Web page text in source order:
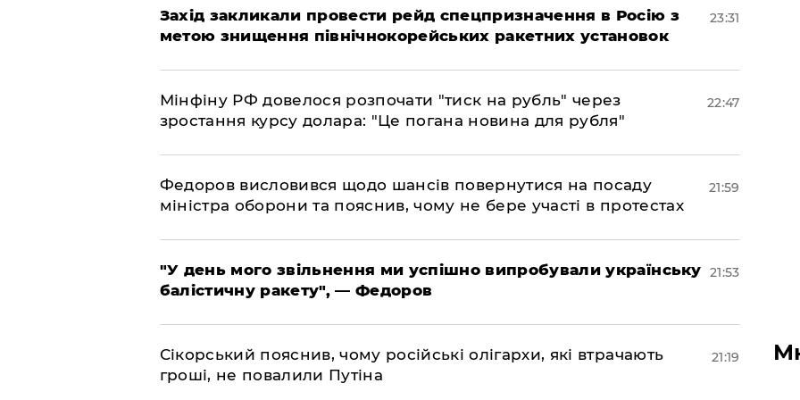
​Захід закликали провести рейд спецпризначення в Росію з
метою знищення північнокорейських ракетних установок
23:31
​Мінфіну РФ довелося розпочати "тиск на рубль" через
зростання курсу долара: "Це погана новина для рубля"
22:47
​Федоров висловився щодо шансів повернутися на посаду
міністра оборони та пояснив, чому не бере участі в протестах
21:59
​"У день мого звільнення ми успішно випробували українську
балістичну ракету", — Федоров
21:53
​Сікорський пояснив, чому російські олігархи, які втрачають
гроші, не повалили Путіна
21:19